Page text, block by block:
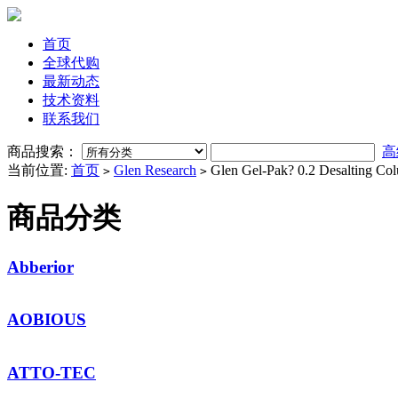
首页
全球代购
最新动态
技术资料
联系我们
商品搜索：
当前位置: 首页 > Glen Research > Glen Gel-Pak? 0.2 Desalting
商品分类
Abberior
AOBIOUS
ATTO-TEC